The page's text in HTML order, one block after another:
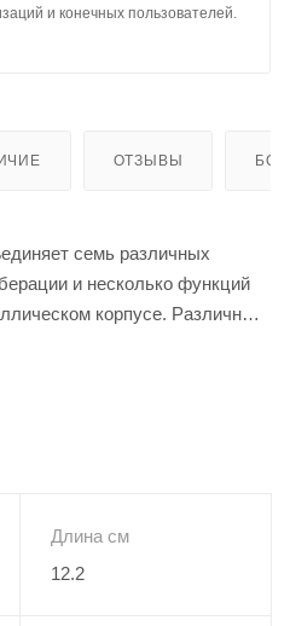
и конечных пользователей.
ОТЗЫВЫ
семь различных
и несколько функций
корпусе. Различные
реверберация
можно изменить с помощью
эффекта можно включать
Длина см
12.2